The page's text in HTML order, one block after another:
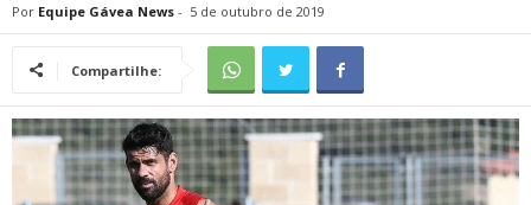
Por Equipe Gávea News - 5 de outubro de 2019
Compartilhe: